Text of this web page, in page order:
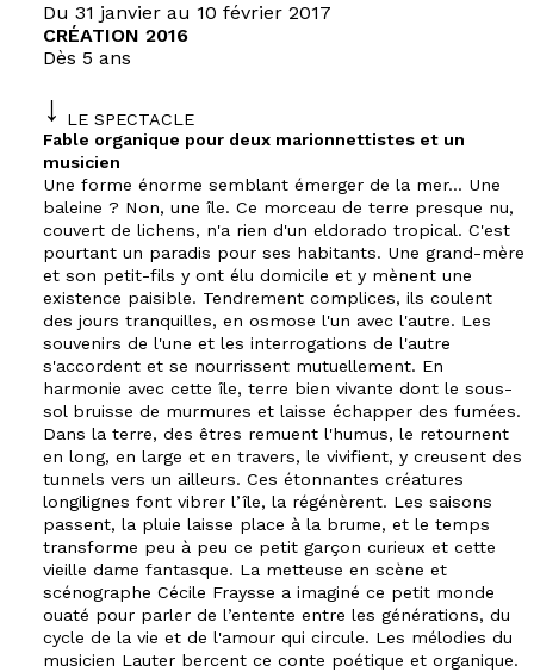
Du 31 janvier au 10 février 2017
CRÉATION 2016
Dès 5 ans
LE SPECTACLE
Fable organique pour deux marionnettistes et un
musicien
Une forme énorme semblant émerger de la mer... Une
baleine ? Non, une île. Ce morceau de terre presque nu,
couvert de lichens, n'a rien d'un eldorado tropical. C'est
pourtant un paradis pour ses habitants. Une grand-mère
et son petit-fils y ont élu domicile et y mènent une
existence paisible. Tendrement complices, ils coulent
des jours tranquilles, en osmose l'un avec l'autre. Les
souvenirs de l'une et les interrogations de l'autre
s'accordent et se nourrissent mutuellement. En
harmonie avec cette île, terre bien vivante dont le sous-
sol bruisse de murmures et laisse échapper des fumées.
Dans la terre, des êtres remuent l'humus, le retournent
en long, en large et en travers, le vivifient, y creusent des
tunnels vers un ailleurs. Ces étonnantes créatures
longilignes font vibrer l’île, la régénèrent. Les saisons
passent, la pluie laisse place à la brume, et le temps
transforme peu à peu ce petit garçon curieux et cette
vieille dame fantasque. La metteuse en scène et
scénographe Cécile Fraysse a imaginé ce petit monde
ouaté pour parler de l’entente entre les générations, du
cycle de la vie et de l'amour qui circule. Les mélodies du
musicien Lauter bercent ce conte poétique et organique.